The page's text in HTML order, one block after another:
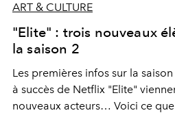
ART & CULTURE
"Elite" : trois nouveaux
la saison 2
Les premières infos sur la
à succès de Netflix "Elite"
nouveaux acteurs… Voici ce que